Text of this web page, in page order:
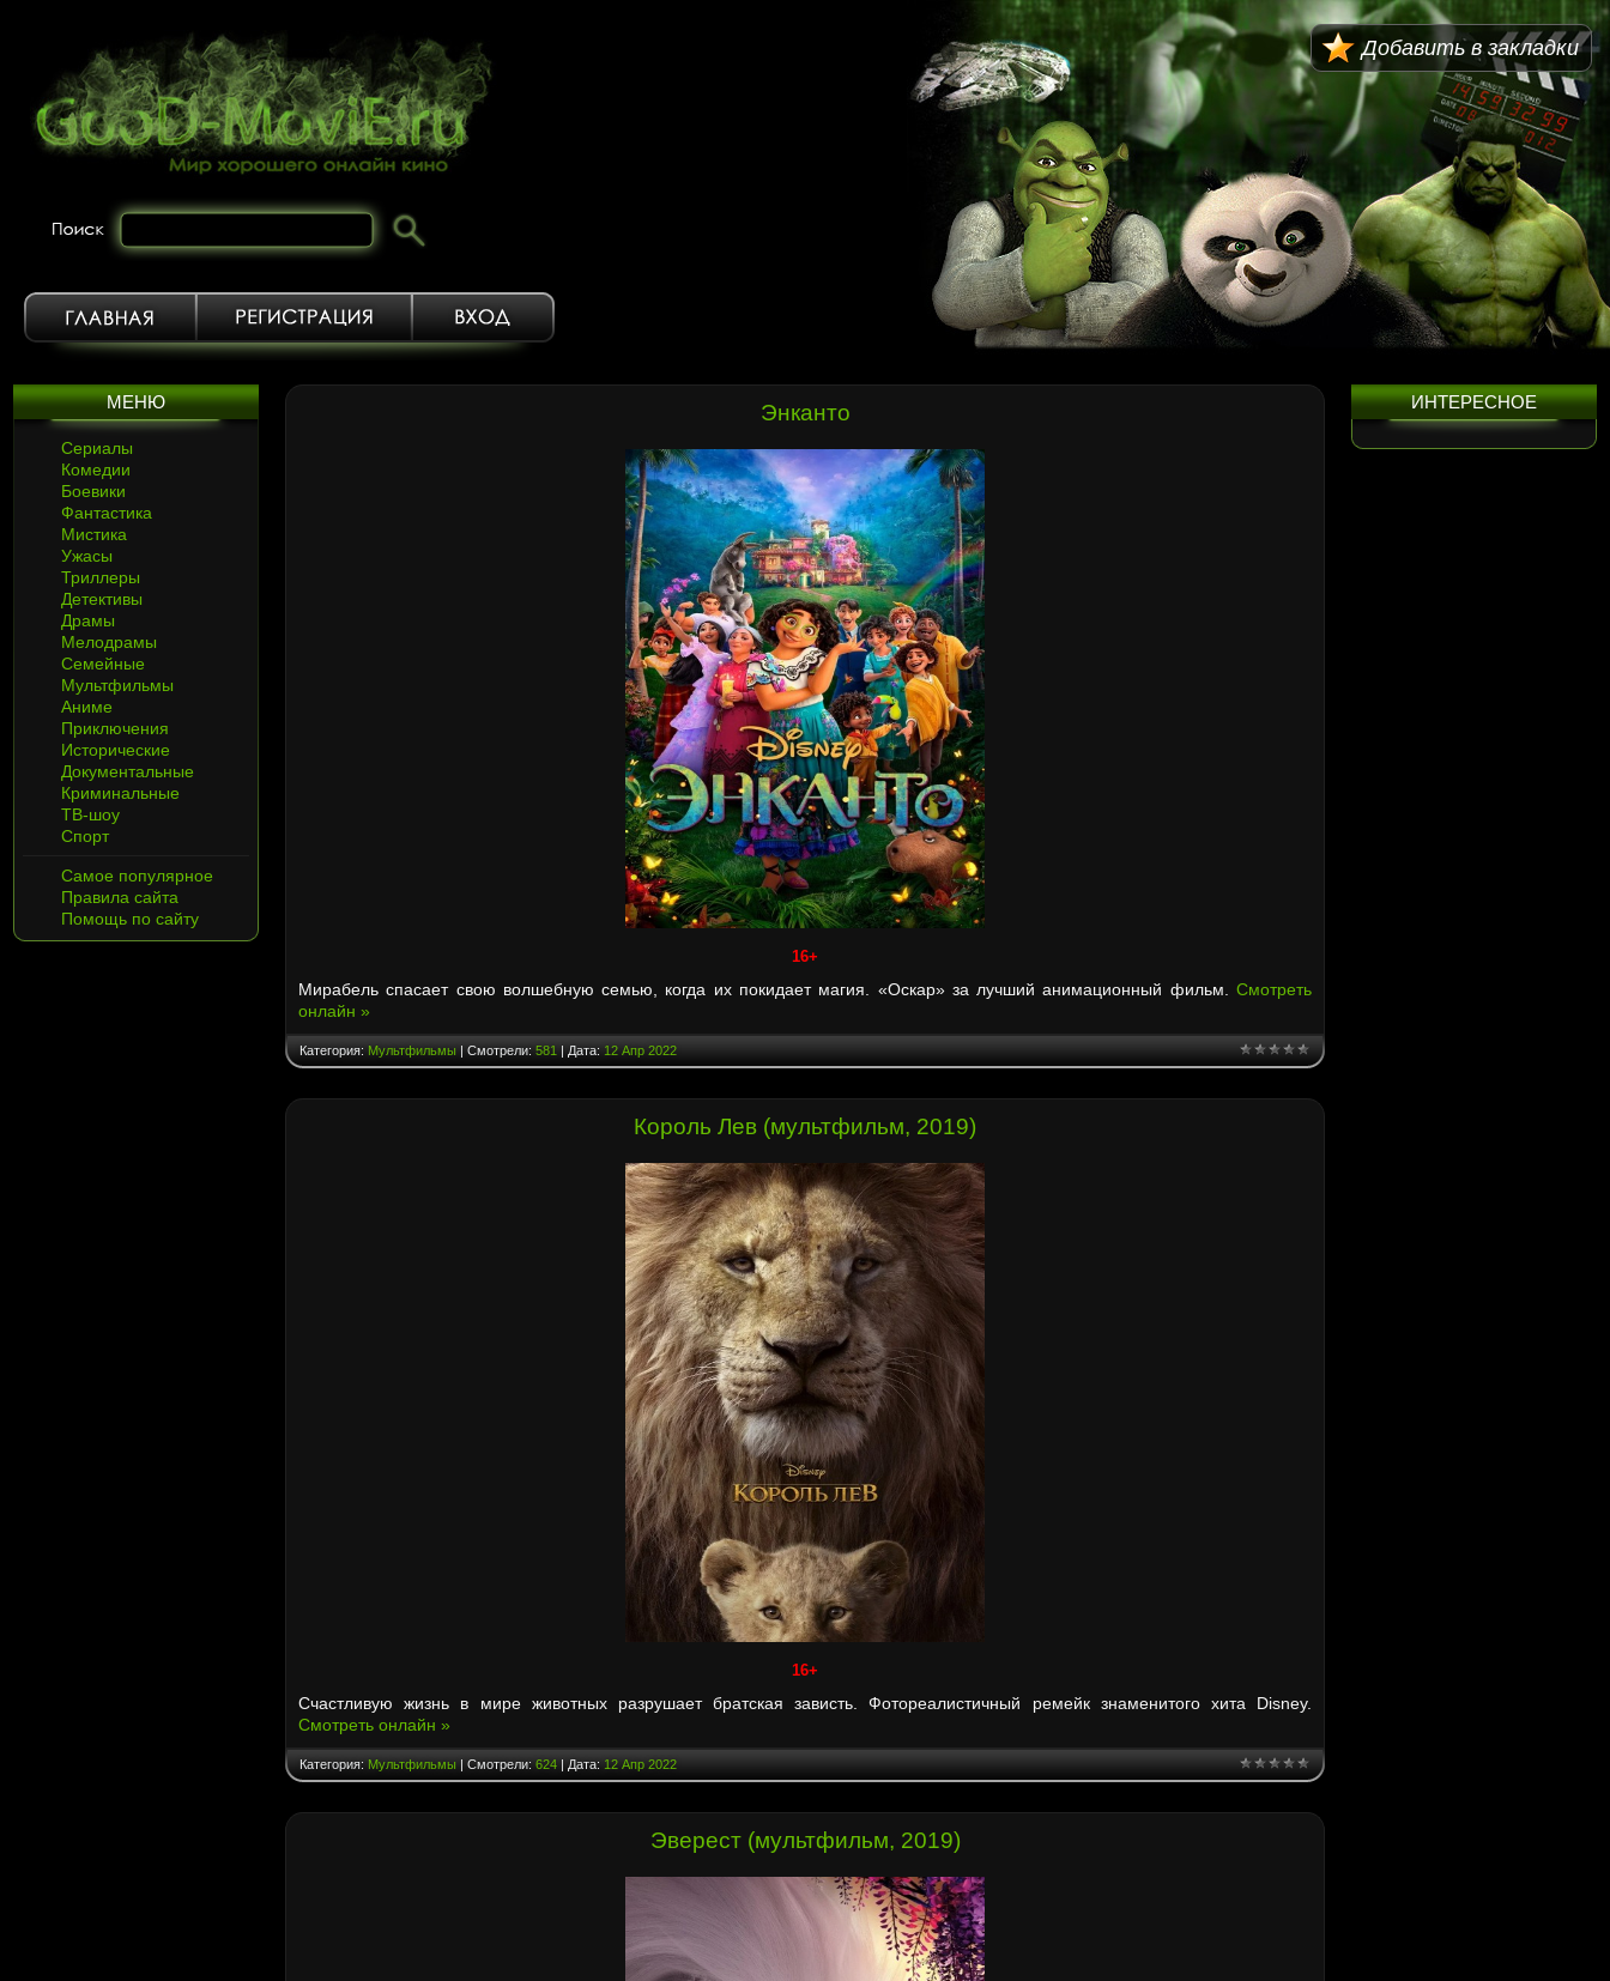
Добавить в закладки
МЕНЮ
Сериалы
Комедии
Боевики
Фантастика
Мистика
Ужасы
Триллеры
Детективы
Драмы
Мелодрамы
Семейные
Мультфильмы
Аниме
Приключения
Исторические
Документальные
Криминальные
ТВ-шоу
Спорт
Самое популярное
Правила сайта
Помощь по сайту
Энканто
16+
Мирабель спасает свою волшебную семью, когда их покидает магия. «Оскар» за лучший анимационный фильм. Смотреть
онлайн »
Категория: Мультфильмы | Смотрели: 581 | Дата: 12 Апр 2022
Король Лев (мультфильм, 2019)
16+
Счастливую жизнь в мире животных разрушает братская зависть. Фотореалистичный ремейк знаменитого хита Disney.
Смотреть онлайн »
Категория: Мультфильмы | Смотрели: 624 | Дата: 12 Апр 2022
Эверест (мультфильм, 2019)
ИНТЕРЕСНОЕ